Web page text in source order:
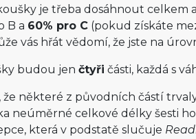
je třeba dosáhnout celkem
B a 60% pro C(pokud získáte
vás hřát vědomí, že jste na
budou jen čtyři části, každá s
některé z původních částí
neúměrné celkové délky šesti
která v podstatě slučuje